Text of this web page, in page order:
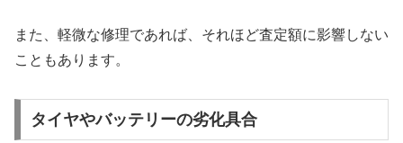
また、軽微な修理であれば、それほど査定額に影響しない
こともあります。
タイヤやバッテリーの劣化具合